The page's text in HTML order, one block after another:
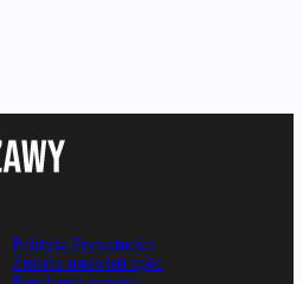
Polityka Prywatności
Zmiana ustawień zgód